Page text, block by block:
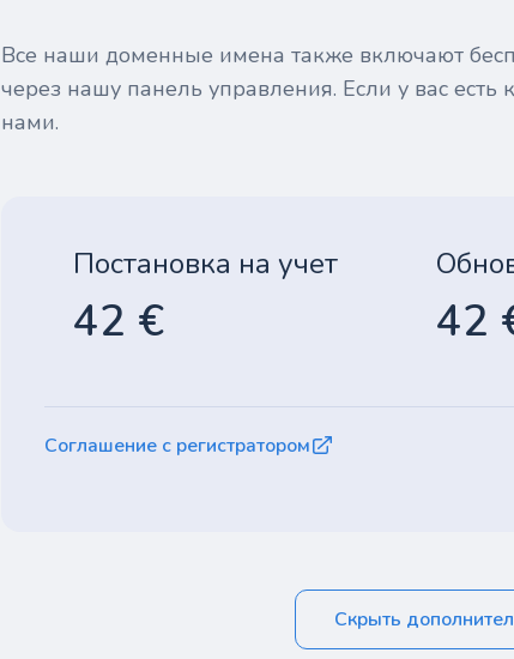
Все наши доменные имена также включают
через нашу панель управления. Если у вас
нами.
Постановка на учет
42 € 42
Соглашение с регистратором
Скрыть